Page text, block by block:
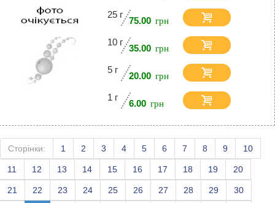
25 г
75.00
10 г
35.00
5 г
20.00
1 г
6.00
Сторінки: 1 2 3 4 5 6 7 8 9 10
11 12 13 14 15 16 17 18 19 20
21 22 23 24 25 26 27 28 29 30